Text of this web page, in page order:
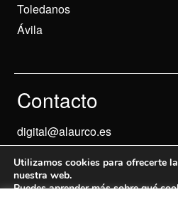
Toledanos
Ávila
Contacto
digital@alaurco.es
Utilizamos cookies para ofrecerte
nuestra web.
Puedes aprender más sobre qué